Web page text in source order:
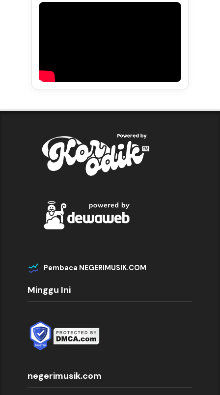
Pembaca NEGERIMUSIK.COM
Minggu Ini
negerimusik.com